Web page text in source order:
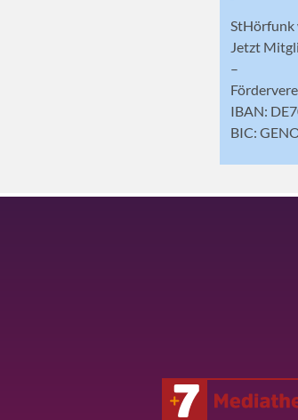
StHörfunk
Jetzt
–
IBAN:
BIC: